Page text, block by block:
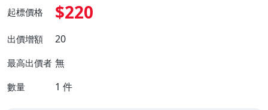
起標價格 $220
出價增額 20
最高出價者 無
數量 1 件